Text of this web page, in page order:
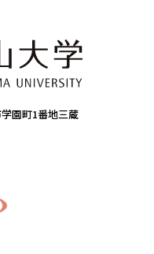
園町1番地三蔵